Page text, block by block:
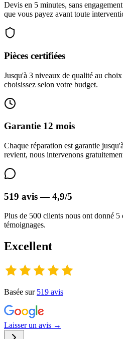
Devis en 5 minutes, sans
que vous payez avant toute
Pièces certifiées
Jusqu'à 3 niveaux de qualité au
choisissez selon votre budget.
Garantie 12 mois
Chaque réparation est garantie
revient, nous intervenons
519 avis — 4,9/5
Plus de 500 clients nous ont donné
témoignages.
Excellent
Basée sur 519 avis
Laisser un avis →